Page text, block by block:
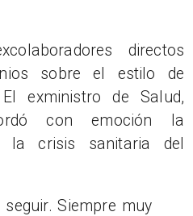
directos
sobre el estilo de
exministro de Salud,
con emoción la
la crisis sanitaria del
seguir. Siempre muy